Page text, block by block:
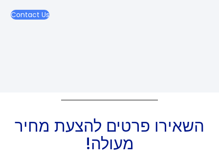
Contact Us
השאירו פרטים להצעת מחיר
מעולה!